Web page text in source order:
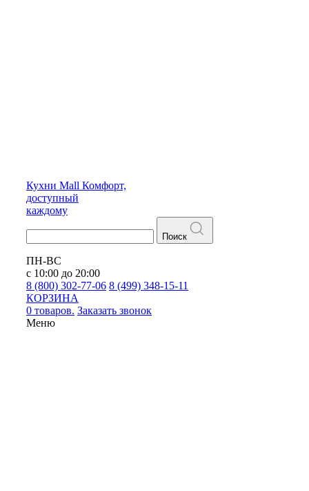
Кухни Mall Комфорт,
доступный
каждому
Поиск
ПН-ВС
с 10:00 до 20:00
8 (800) 302-77-06 8 (499) 348-15-11
КОРЗИНА
0 товаров. Заказать звонок
Меню